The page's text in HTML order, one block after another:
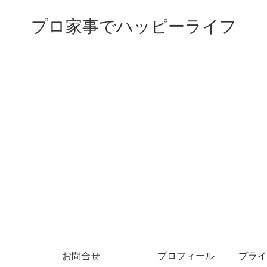
プロ家事でハッピーライフ
お問合せ プロフィール